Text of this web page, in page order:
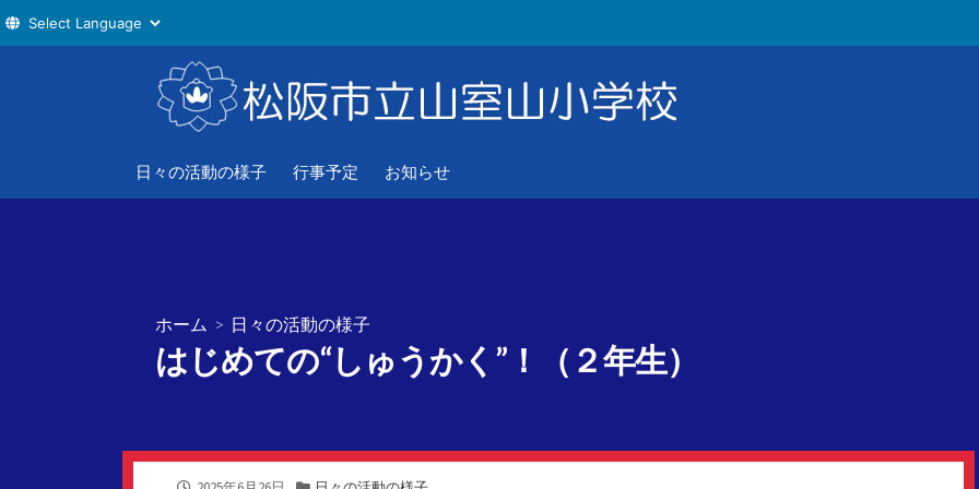
へ
日々の活動の様子 行事予定 お知らせ
ホーム > 日々の活動の様子
はじめての“しゅうかく”！（２年生）
公
カ